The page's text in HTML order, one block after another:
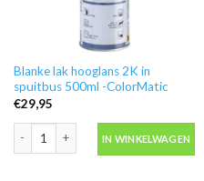
Blanke lak hooglans 2K in
spuitbus 500ml -ColorMatic
€29,95
Blanke lak hooglans 2K in spuitbus
IN WINKELWAGEN